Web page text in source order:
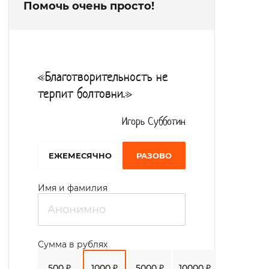
с противопролежневыми
граждан. В отделении общего типа
проживающие вовлекаются в
трудотерапию на приусадебных участках.
Выращивают картофель, овощи, свежую
зелень. Жилые комнаты соответствуют
инвентарем, протезными изделиями.
Помочь очень просто!
«Благотворительность не
терпит болтовни.»
Игорь Субботин
EЖЕМЕСЯЧНО РАЗОВО
Имя и фамилия
Сумма в рублях